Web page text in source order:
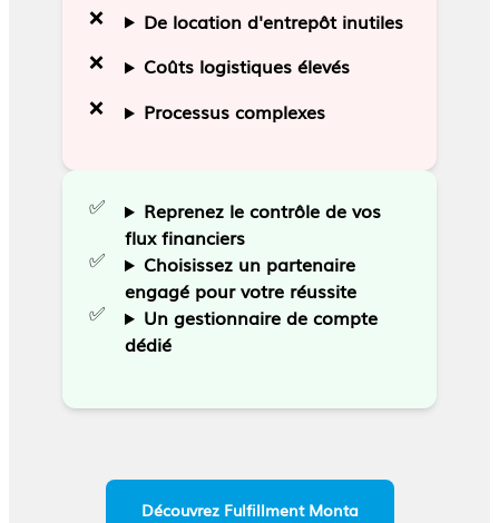
❌ De location d'entrepôt inutiles
❌ Coûts logistiques élevés
❌ Processus complexes
✅
Reprenez le contrôle de vos
flux financiers
✅
Choisissez un partenaire
engagé pour votre réussite
✅
Un gestionnaire de compte
dédié
Découvrez Fulfillment Monta